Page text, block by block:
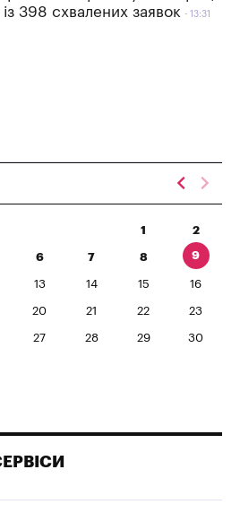
398 схвалених заявок
13:31
1 2
6 7 8 9
13 14 15 16
20 21 22 23
27 28 29 30